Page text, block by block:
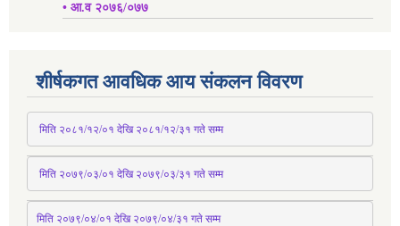
• आ.व २०७६/०७७
शीर्षकगत आवधिक आय संकलन विवरण
मिति २०८१/१२/०१ देखि २०८१/१२/३१ गते सम्म
मिति २०७९/०३/०१ देखि २०७९/०३/३१ गते सम्म
मिति २०७९/०४/०१ देखि २०७९/०४/३१ गते सम्म